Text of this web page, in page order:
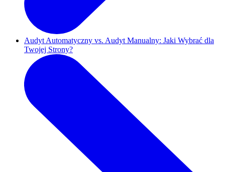
Audyt Automatyczny vs. Audyt Manualny: Jaki Wybrać dla
Twojej Strony?